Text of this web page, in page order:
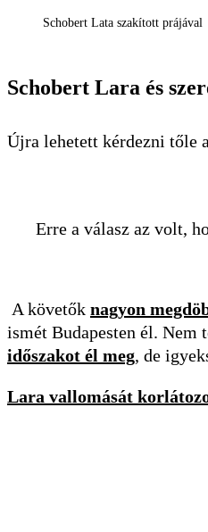
Schobert Lata szakított prájával
Schobert Lara és
Újra lehetett kérdezni tőle
Erre a válasz az volt,
A követők nagyon
ismét Budapesten él.
időszakot él meg, de
Lara vallomását